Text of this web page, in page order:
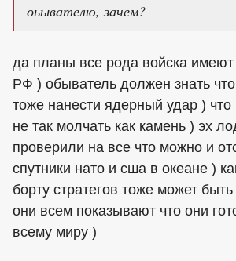
оьывателю, зачем?
да планы все рода войска имеют
РФ ) обыватель должен знать
тоже нанести ядерный удар )
не так молчать как камень ) эх
проверили на все что можно и
спутники нато и сша в океане )
борту стратегов тоже может быть
они всем показывают что они
всему миру )